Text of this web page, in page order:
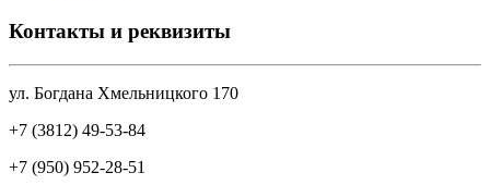
Контакты и реквизиты
ул. Богдана Хмельницкого 170
+7 (3812) 49-53-84
+7 (950) 952-28-51